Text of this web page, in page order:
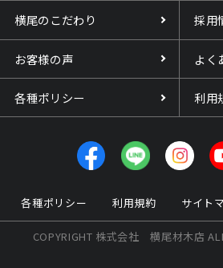
横尾のこだわり 採用
お客様の声 よく
各種ポリシー 利用
各種ポリシー 利用規約 サイト
COPYRIGHT 株式会社 横尾材木店